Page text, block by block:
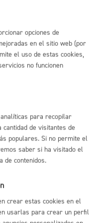
es gratuito.
el equipo. Los demás
y técnicos (
será responsabilidad
de información de
de las
horario de oficina
o entidad,
la empresa de control
el desarrollo de sus
opciones de
en el sitio web (por
el uso de estas cookies,
no funcionen
para recopilar
cantidad de visitantes de
populares. Si no permite el
saber si ha visitado el
de contenidos.
crear estas cookies en el
usarlas para crear un perfil